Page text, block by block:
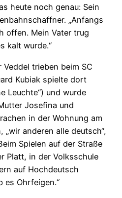
heute noch genau: Sein
„Anfangs
offen. Mein Vater trug
kalt wurde.“
trieben beim SC
Kubiak spielte dort
Leuchte“) und wurde
Josefina und
in der Wohnung am
„wir anderen alle deutsch“,
Spielen auf der Straße
Platt, in der Volksschule
auf Hochdeutsch
es Ohrfeigen.“